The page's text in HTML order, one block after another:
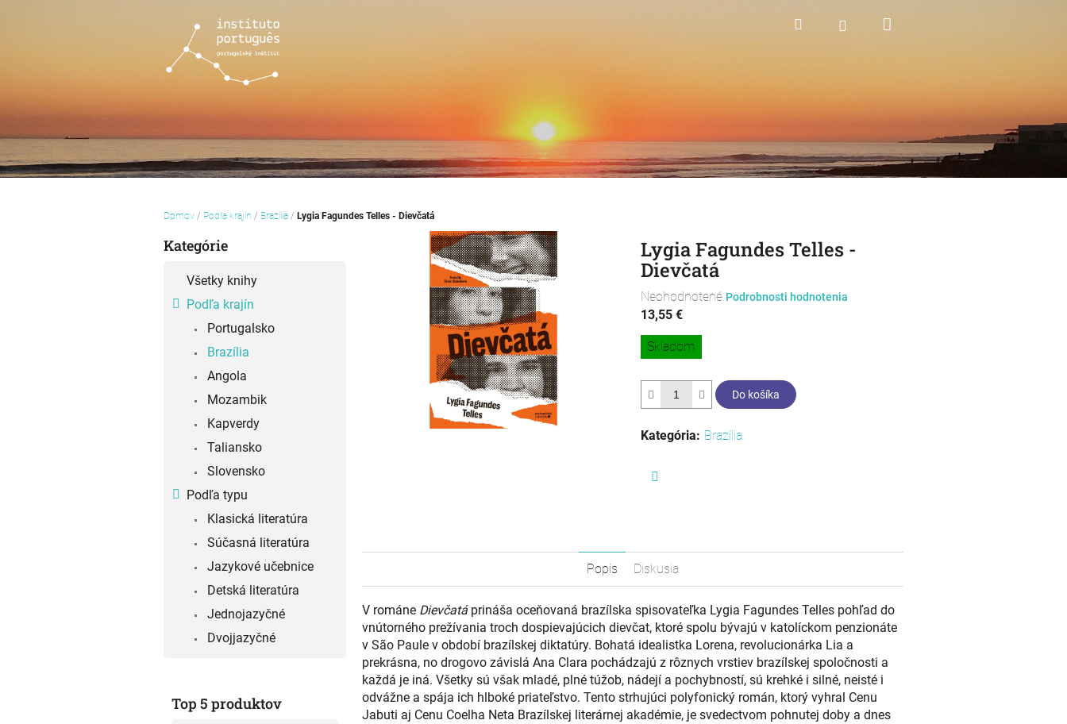
Hľadať Prihlásenie
Domov / Podľa krajín / Brazília / Lygia Fagundes Telles - Dievčatá
Preskočiť
Kategórie
Všetky knihy
Podľa krajín
Portugalsko
Brazília
Angola
Mozambik
Kapverdy
Taliansko
Slovensko
Podľa typu
Klasická literatúra
Súčasná literatúra
Jazykové učebnice
Detská literatúra
Jednojazyčné
Dvojjazyčné
Top 5 produktov
Lygia Fagundes Telles -
Dievčatá
Priemerné
hodnotenie
je
z
Neohodnotené Podrobnosti hodnotenia
13,55 €
Jednotková
cena:
Skladom
Do košíka
Kategória: Brazília
Popis Diskusia
V románe Dievčatá prináša oceňovaná brazílska spisovateľka Lygia Fagundes Telles pohľad do
vnútorného prežívania troch dospievajúcich dievčat, ktoré spolu bývajú v katolíckom penzionáte
v São Paule v období brazílskej diktatúry. Bohatá idealistka Lorena, revolucionárka Lia a
prekrásna, no drogovo závislá Ana Clara pochádzajú z rôznych vrstiev brazílskej spoločnosti a
každá je iná. Všetky sú však mladé, plné túžob, nádejí a pochybností, sú krehké i silné, neisté i
odvážne a spája ich hlboké priateľstvo. Tento strhujúci polyfonický román, ktorý vyhral Cenu
Jabuti aj Cenu Coelha Neta Brazílskej literárnej akadémie, je svedectvom pohnutej doby a dnes